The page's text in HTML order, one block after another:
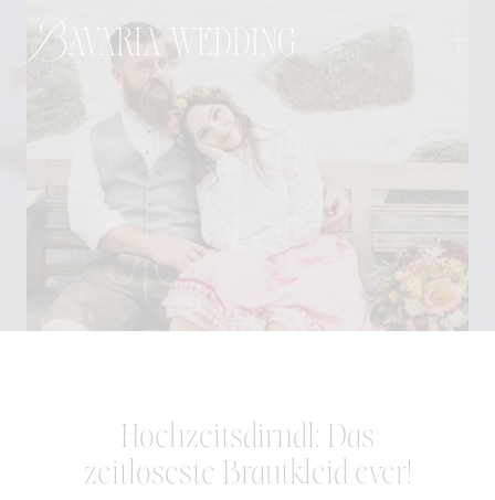
Bavaria wedding
Hochzeitsdirndl: Das
zeitloseste Brautkleid ever!